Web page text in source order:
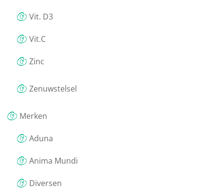
Vit. D3
Vit.C
Zinc
Zenuwstelsel
Merken
Aduna
Anima Mundi
Diversen